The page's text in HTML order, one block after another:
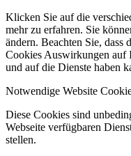
Klicken Sie auf die
mehr zu erfahren. Sie
ändern. Beachten Sie, dass
Cookies Auswirkungen auf
und auf die Dienste haben
Notwendige Website
Diese Cookies sind
Webseite verfügbaren
stellen.